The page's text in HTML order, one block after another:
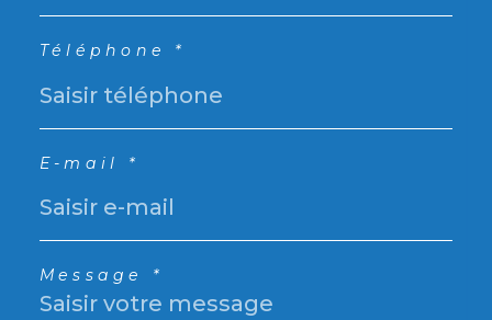
Téléphone *
E-mail *
Message *